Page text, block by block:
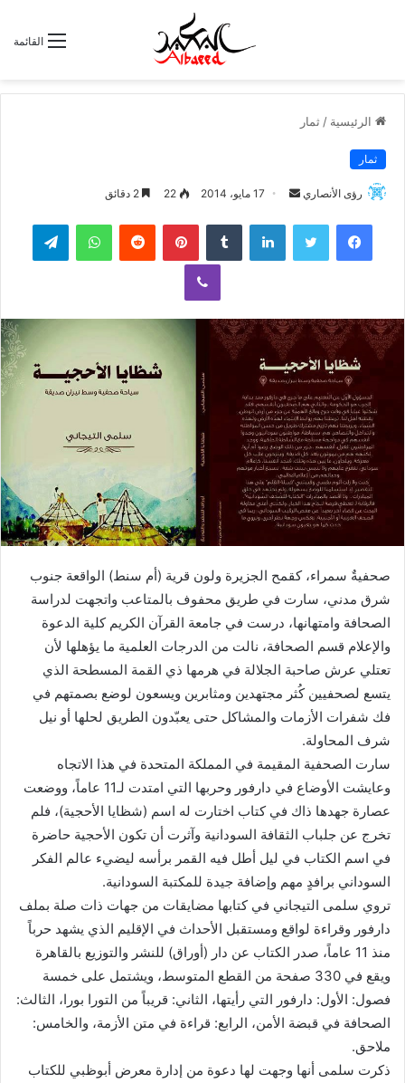
القائمة
الرئيسية / ثمار
ثمار
رؤى الأنصاري
ل
ي
د
ا
ل
ك
ت
ر
و
ن
17 مايو، 2014 22
لينكدإن بينتيريست واتساب
ڤايبر
صحفيةٌ سمراء، كقمح الجزيرة ولون قرية (أم سنط) الواقعة جنوب
شرق مدني، سارت في طريق محفوف بالمتاعب واتجهت لدراسة
الصحافة وامتهانها، درست في جامعة القرآن الكريم كلية الدعوة
والإعلام قسم الصحافة، نالت من الدرجات العلمية ما يؤهلها لأن
تعتلي عرش صاحبة الجلالة في هرمها ذي القمة المسطحة الذي
يتسع لصحفيين كُثر مجتهدين ومثابرين ويسعون لوضع بصمتهم في
فك شفرات الأزمات والمشاكل حتى يعبّدون الطريق لحلها أو نيل
شرف المحاولة.
سارت الصحفية المقيمة في المملكة المتحدة في هذا الاتجاه
وعايشت الأوضاع في دارفور وحربها التي امتدت لـ11 عاماً، ووضعت
عصارة جهدها ذاك في كتاب اختارت له اسم (شظايا الأحجية)، فلم
تخرج عن جلباب الثقافة السودانية وآثرت أن تكون الأحجية حاضرة
في اسم الكتاب في ليل أطل فيه القمر برأسه ليضيء عالم الفكر
السوداني برافدٍ مهم وإضافة جيدة للمكتبة السودانية.
تروي سلمى التيجاني في كتابها مضايقات من جهات ذات صلة بملف
دارفور وقراءة لواقع ومستقبل الأحداث في الإقليم الذي يشهد حرباً
منذ 11 عاماً، صدر الكتاب عن دار (أوراق) للنشر والتوزيع بالقاهرة
ويقع في 330 صفحة من القطع المتوسط، ويشتمل على خمسة
فصول: الأول: دارفور التي رأيتها، الثاني: قريباً من التورا بورا، الثالث:
الصحافة في قبضة الأمن، الرابع: قراءة في متن الأزمة، والخامس:
ملاحق.
ذكرت سلمى أنها وجهت لها دعوة من إدارة معرض أبوظبي للكتاب